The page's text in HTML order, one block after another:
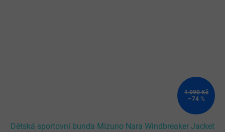
1 090 Kč
–74 %
Dětská sportovní bunda Mizuno Nara Windbreaker Jacket